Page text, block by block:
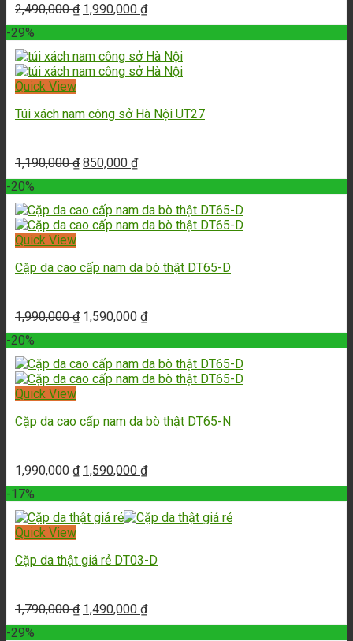
2,490,000₫ 1,990,000 ₫
-29%
Quick View
Túi xách nam công sở Hà Nội UT27
1,190,000₫ 850,000 ₫
-20%
Quick View
Cặp da cao cấp nam da bò thật DT65-D
1,990,000₫ 1,590,000 ₫
-20%
Quick View
Cặp da cao cấp nam da bò thật DT65-N
1,990,000₫ 1,590,000 ₫
-17%
Quick View
Cặp da thật giá rẻ DT03-D
1,790,000₫ 1,490,000 ₫
-29%